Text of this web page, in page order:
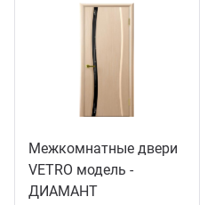
Межкомнатные двери
VETRO модель -
ДИАМАНТ